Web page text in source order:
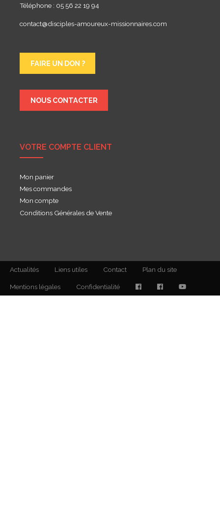
Téléphone : 05 56 22 19 94
contact@disciples-amoureux-missionnaires.com
FAIRE UN DON ?
NOUS CONTACTER
VOTRE COMPTE CLIENT
Mon panier
Mes commandes
Mon compte
Conditions Générales de Vente
Actualités Liens utiles Contact Plan du site
Mentions légales Confidentialité